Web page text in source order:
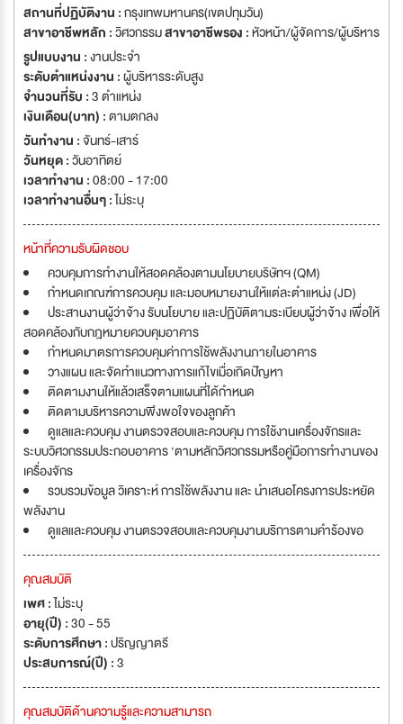
สถานที่ปฏิบัติงาน :กรุงเทพมหานคร(เขตปทุมวัน)
สาขาอาชีพหลัก :วิศวกรรมสาขาอาชีพรอง :หัวหน้า/ผู้จัดการ/ผู้บริหาร
รูปแบบงาน :งานประจำ
ระดับตำแหน่งงาน :ผู้บริหารระดับสูง
จำนวนที่รับ :3 ตำแหน่ง
เงินเดือน(บาท) :ตามตกลง
วันทำงาน :จันทร์-เสาร์
วันหยุด :วันอาทิตย์
เวลาทำงาน :08:00 - 17:00
เวลาทำงานอื่นๆ :ไม่ระบุ
หน้าที่ความรับผิดชอบ
ควบคุมการทำงานให้สอดคล้องตามนโยบายบริษัทฯ (QM)
กำหนดเกณฑ์การควบคุม และมอบหมายงานให้แต่ละตำแหน่ง (JD)
ประสานงานผู้ว่าจ้าง รับนโยบาย และปฏิบัติตามระเบียบผู้ว่าจ้าง เพื่อให้
สอดคล้องกับกฎหมายควบคุมอาคาร
กำหนดมาตรการควบคุมค่าการใช้พลังงานภายในอาคาร
วางแผน และจัดทำแนวทางการแก้ไขเมื่อเกิดปัญหา
ติดตามงานให้แล้วเสร็จตามแผนที่ได้กำหนด
ติดตามบริหารความพึงพอใจของลูกค้า
ดูแลและควบคุม งานตรวจสอบและควบคุม การใช้งานเครื่องจักรและ
ระบบวิศวกรรมประกอบอาคาร 'ตามหลักวิศวกรรมหรือคู่มือการทำงานของ
เครื่องจักร
รวบรวมข้อมูล วิเคราะห์ การใช้พลังงาน และ นำเสนอโครงการประหยัด
พลังงาน
ดูแลและควบคุม งานตรวจสอบและควบคุมงานบริการตามคำร้องขอ
คุณสมบัติ
เพศ :ไม่ระบุ
อายุ(ปี) :30 - 55
ระดับการศึกษา :ปริญญาตรี
ประสบการณ์(ปี) :3
คุณสมบัติด้านความรู้และความสามารถ